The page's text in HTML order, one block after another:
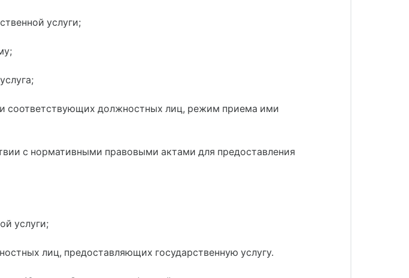
услуги;
соответствующих должностных лиц, режим приема ими
с нормативными правовыми актами для предоставления
услуги;
лиц, предоставляющих государственную услугу.